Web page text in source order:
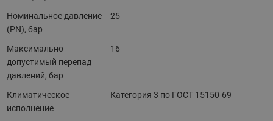
Номинальное давление
(PN), бар
25
Максимально
допустимый перепад
давлений, бар
16
Климатическое
исполнение
Категория 3 по ГОСТ 15150-69